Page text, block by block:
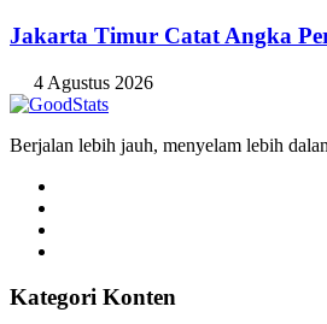
Jakarta Timur Catat Angka
4 Agustus 2026
Berjalan lebih jauh, menyelam lebih
Kategori Konten